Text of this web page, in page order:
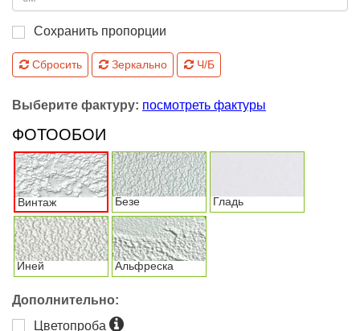
Сохранить пропорции
Сбросить Зеркально Ч/Б
Выберите фактуру: посмотреть фактуры
ФОТООБОИ
Винтаж Безе Гладь
Иней Альфреска
Дополнительно:
Цветопроба